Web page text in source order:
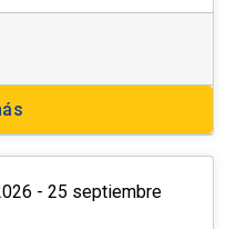
- 25 septiembre